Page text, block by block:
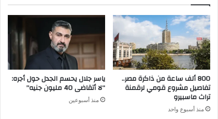
800 ألف ساعة من ذاكرة مصر..
تفاصيل مشروع قومي لرقمنة
تراث ماسبيرو
منذ أسبوع واحد
ياسر جلال يحسم الجدل حول أجره:
“لا أتقاضى 40 مليون جنيه”
منذ أسبوعين